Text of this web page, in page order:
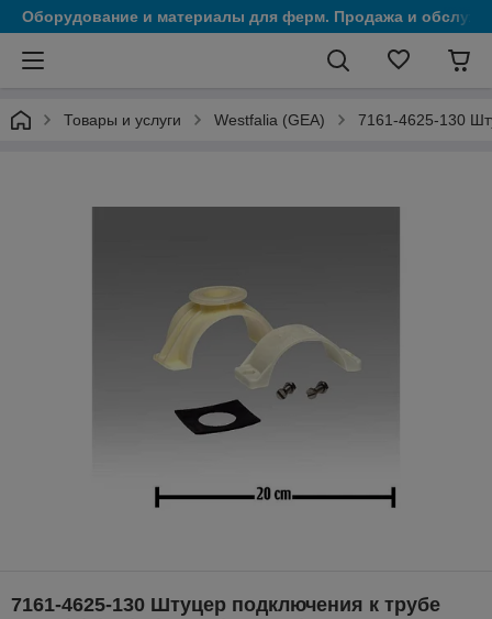
Оборудование и материалы для ферм. Продажа и
Товары и услуги Westfalia (GEA) 7161-4625-130
7161-4625-130 Штуцер подключения к трубе